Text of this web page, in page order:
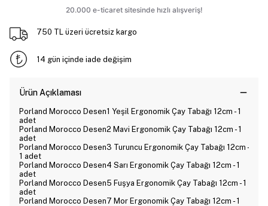
750 TL üzeri ücretsiz kargo
14 gün içinde iade değişim
Ürün Açıklaması
Porland Morocco Desen1 Yeşil Ergonomik Çay Tabağı 12cm - 1
adet
Porland Morocco Desen2 Mavi Ergonomik Çay Tabağı 12cm - 1
adet
Porland Morocco Desen3 Turuncu Ergonomik Çay Tabağı 12cm -
1 adet
Porland Morocco Desen4 Sarı Ergonomik Çay Tabağı 12cm - 1
adet
Porland Morocco Desen5 Fuşya Ergonomik Çay Tabağı 12cm - 1
adet
Porland Morocco Desen7 Mor Ergonomik Çay Tabağı 12cm - 1